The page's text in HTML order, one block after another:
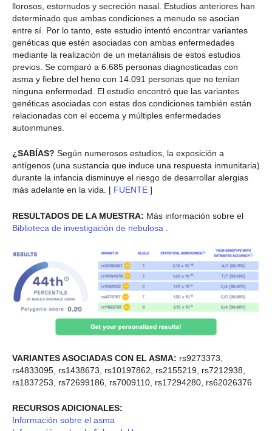
llorosos, estornudos y secreción nasal. Estudios anteriores han
determinado que ambas condiciones a menudo se asocian
entre sí. Por lo tanto, este estudio intentó encontrar variantes
genéticas que estén asociadas con ambas enfermedades
mediante la realización de un metanálisis de estos estudios
previos. Se comparó a 6.685 personas diagnosticadas con
asma y fiebre del heno con 14.091 personas que no tenían
ninguna enfermedad. El estudio encontró que las variantes
genéticas asociadas con estas dos condiciones también están
relacionadas con el eccema y múltiples enfermedades
autoinmunes.
¿SABÍAS? Según numerosos estudios, la exposición a
antígenos (una sustancia que induce una respuesta inmunitaria)
durante la infancia disminuye el riesgo de desarrollar alergias
más adelante en la vida. [ FUENTE ]
RESULTADOS DE LA MUESTRA: Más información sobre el
Biblioteca de investigación de nebulosa
VARIANTES ASOCIADAS CON EL ASMA: rs9273373,
rs4833095, rs1438673, rs10197862, rs2155219, rs7212938,
rs1837253, rs72699186, rs7009110, rs17294280, rs62026376
RECURSOS ADICIONALES:
Información sobre el asma